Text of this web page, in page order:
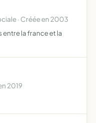
· Créée en 2003
entre la france et la
2019